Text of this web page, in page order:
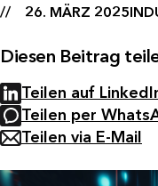
26. MÄRZ 2025
Diesen Beitrag
Teilen auf
Teilen per
Teilen via E-Mail